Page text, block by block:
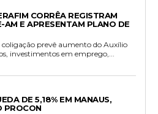
CORRÊA REGISTRAM
E APRESENTAM PLANO DE
prevê aumento do Auxílio
investimentos em emprego,...
DE 5,18% EM MANAUS,
PROCON